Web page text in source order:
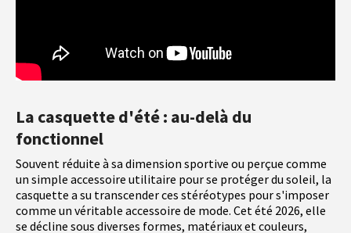
La casquette d'été : au-delà du
fonctionnel
Souvent réduite à sa dimension sportive ou perçue comme
un simple accessoire utilitaire pour se protéger du soleil, la
casquette a su transcender ces stéréotypes pour s'imposer
comme un véritable accessoire de mode. Cet été 2026, elle
se décline sous diverses formes, matériaux et couleurs,